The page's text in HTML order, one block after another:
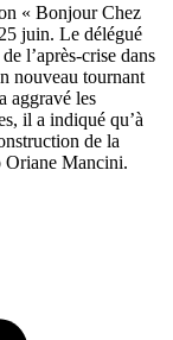
« Bonjour Chez
juin. Le délégué
l’après-crise dans
nouveau tournant
aggravé les
il a indiqué qu’à
de la
Oriane Mancini.